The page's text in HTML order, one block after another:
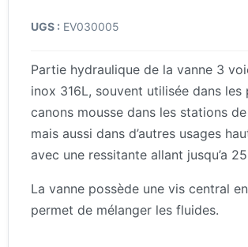
UGS : EV030005
Partie hydraulique de la vanne 3
inox 316L, souvent utilisée dans les
canons mousse dans les stations
mais aussi dans d’autres usages
avec une ressitante allant jusqu’a
La vanne possède une vis central
permet de mélanger les fluides.